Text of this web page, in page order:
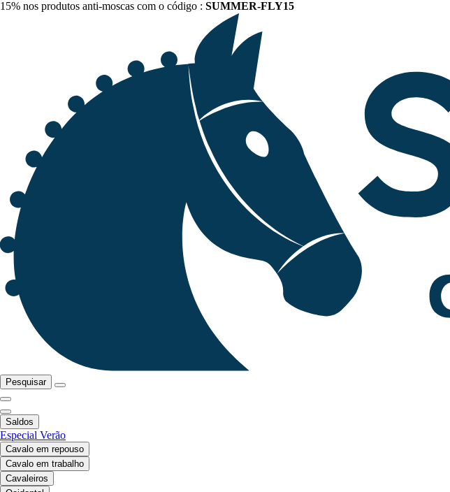
15% nos produtos anti-moscas com o código : SUMMER-FLY15
Pesquisar
Saldos
Especial Verão
Cavalo em repouso
Cavalo em trabalho
Cavaleiros